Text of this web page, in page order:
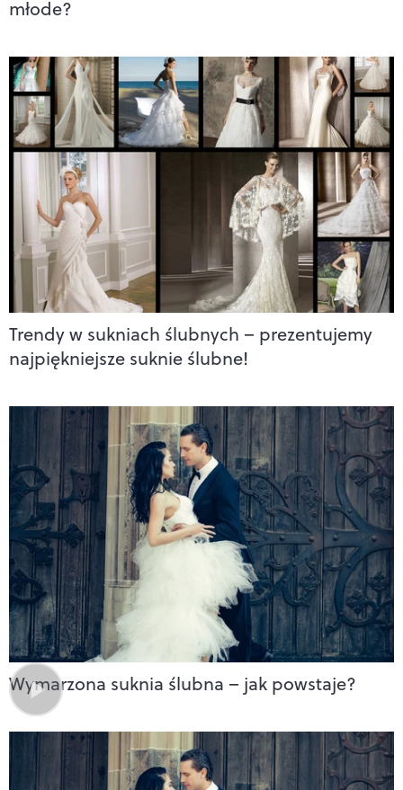
młode?
Trendy w sukniach ślubnych – prezentujemy
najpiękniejsze suknie ślubne!
Wymarzona suknia ślubna – jak powstaje?